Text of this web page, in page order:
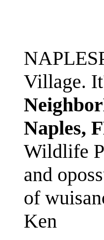
Village.
Naples,
Wildlife
and
of
Ken